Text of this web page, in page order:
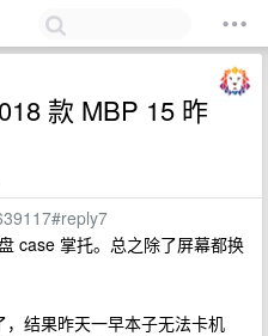
款 MBP 15 昨
case 掌托。总之除了屏幕都换
结果昨天一早本子无法卡机